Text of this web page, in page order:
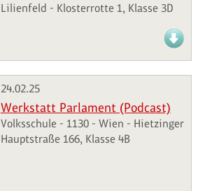
Lilienfeld - Klosterrotte 1, Klasse 3D
24.02.25
Werkstatt Parlament (Podcast)
Volksschule - 1130 - Wien - Hietzinger
Hauptstraße 166, Klasse 4B